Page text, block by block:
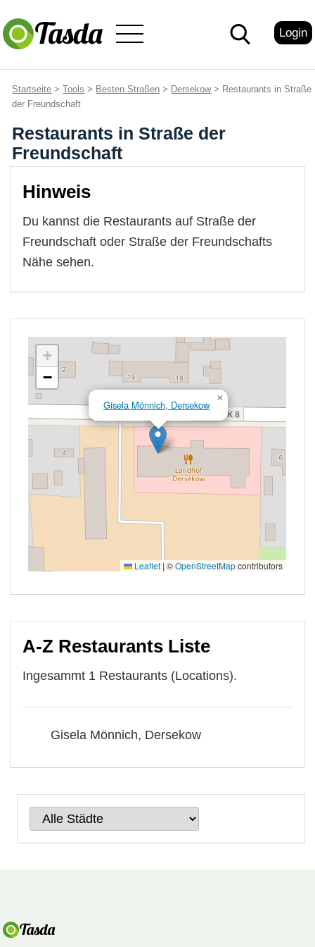
Login
Startseite >Tools > Besten Straßen > Dersekow> Restaurants in Straße
der Freundschaft
Restaurants in Straße der
Freundschaft
Hinweis
Du kannst die Restaurants auf Straße der
Freundschaft oder Straße der Freundschafts
Nähe sehen.
A-Z Restaurants Liste
Ingesammt 1 Restaurants (Locations).
Gisela Mönnich, Dersekow